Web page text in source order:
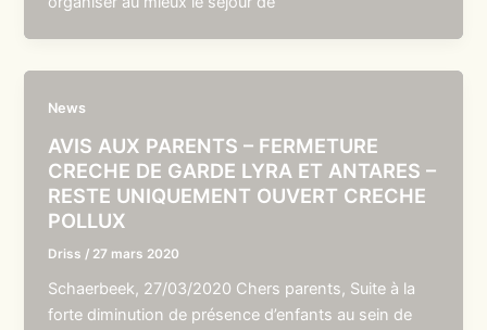
News
AVIS AUX PARENTS – FERMETURE
CRECHE DE GARDE LYRA ET ANTARES –
RESTE UNIQUEMENT OUVERT CRECHE
POLLUX
Driss / 27 mars 2020
Schaerbeek, 27/03/2020 Chers parents, Suite à la
forte diminution de présence d’enfants au sein de